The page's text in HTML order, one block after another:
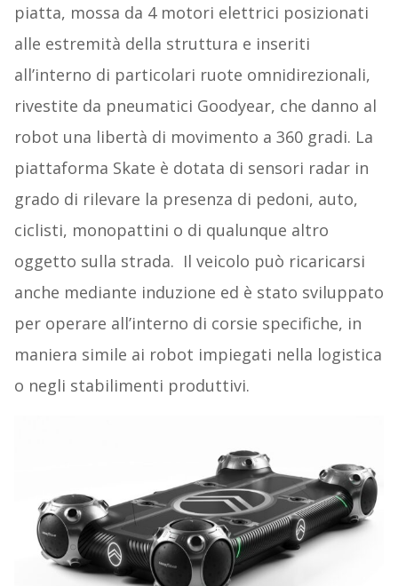
piatta, mossa da 4 motori elettrici posizionati
alle estremità della struttura e inseriti
all’interno di particolari ruote omnidirezionali,
rivestite da pneumatici Goodyear, che danno al
robot una libertà di movimento a 360 gradi. La
piattaforma Skate è dotata di sensori radar in
grado di rilevare la presenza di pedoni, auto,
ciclisti, monopattini o di qualunque altro
oggetto sulla strada. Il veicolo può ricaricarsi
anche mediante induzione ed è stato sviluppato
per operare all’interno di corsie specifiche, in
maniera simile ai robot impiegati nella logistica
o negli stabilimenti produttivi.